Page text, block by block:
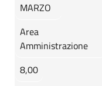
MARZO
Area
Amministrazione
8,00